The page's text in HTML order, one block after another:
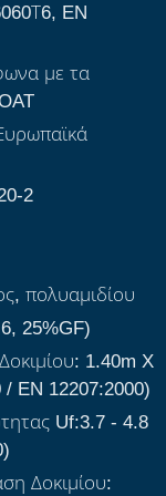
EN
με τα
2
πολυαμιδίου
25%GF)
1.40m X
EN 12207:2000)
Uf:3.7 - 4.8
Δοκιμίου: